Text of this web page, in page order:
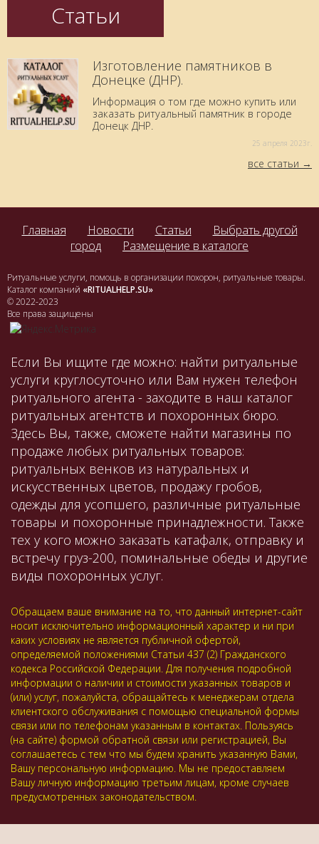
Статьи
Изготовление памятников в
Донецке (ДНР).
Информация о том где можно купить или
заказать ритуальный памятник в городе
Донецк ДНР.
25 aпреля 2023г.
все статьи
Главная Новости Статьи
Выбрать другой
город
Размещение в каталоге
Ритуальные услуги, помощь в организации похорон, ритуальные товары.
Каталог компаний «RITUALHELP.SU»
© 2022-2023
Все права защищены
Если Вы ищите где можно: найти ритуальные
услуги круглосуточно или Вам нужен телефон
ритуального агента - заходите в наш каталог
ритуальных агентств и похоронных бюро.
Здесь Вы, также, сможете найти магазины по
продаже любых ритуальных товаров:
ритуальных венков из натуральных и
искусственных цветов, продажу гробов,
одежды для усопшего, различные ритуальные
товары и похоронные принадлежности. Также
тех у кого можно заказать катафалк, отправку и
встречу груз-200, поминальные обеды и другие
виды похоронных услуг.
Обращаем ваше внимание на то, что данный интернет-сайт
носит исключительно информационный характер и ни при
каких условиях не является публичной офертой,
определяемой положениями Статьи 437 (2) Гражданского
кодекса Российской Федерации. Для получения подробной
информации о наличии и стоимости указанных товаров и
(или) услуг, пожалуйста, обращайтесь к менеджерам отдела
клиентского обслуживания с помощью специальной формы
связи или по телефонам указанным в контактах. Пользуясь
(на сайте) формой обратной связи или регистрацией, Вы
соглашаетесь с тем что мы будем хранить указанную Вами,
Вашу персональную информацию. Мы не предоставляем
Вашу личную информацию третьим лицам, кроме случаев
предусмотренных законодательством.